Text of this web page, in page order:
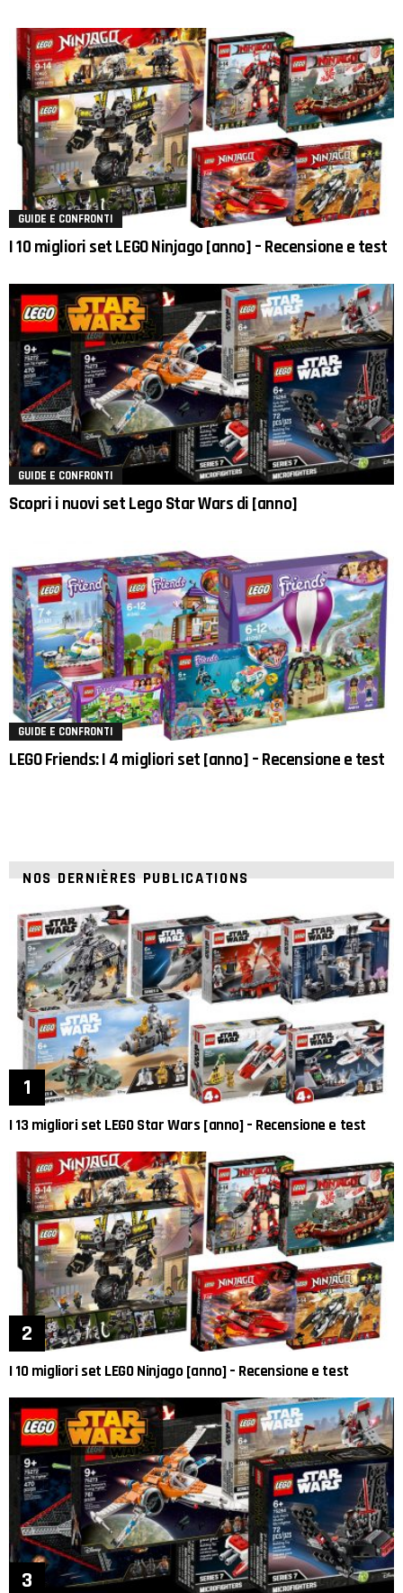
GUIDE E CONFRONTI
I 10 migliori set LEGO Ninjago [anno] – Recensione e test
GUIDE E CONFRONTI
Scopri i nuovi set Lego Star Wars di [anno]
GUIDE E CONFRONTI
LEGO Friends: I 4 migliori set [anno] – Recensione e test
NOS DERNIÈRES PUBLICATIONS
I 13 migliori set LEGO Star Wars [anno] – Recensione e test
I 10 migliori set LEGO Ninjago [anno] – Recensione e test